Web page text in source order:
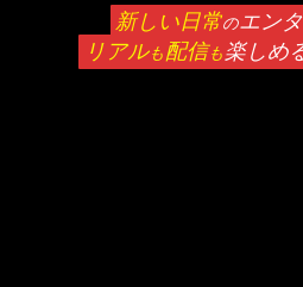
新しい日常のエン
リアルも 配信も 楽しめ